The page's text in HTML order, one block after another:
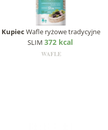
Kupiec Wafle ryżowe tradycyjne
SLIM 372 kcal
WAFLE